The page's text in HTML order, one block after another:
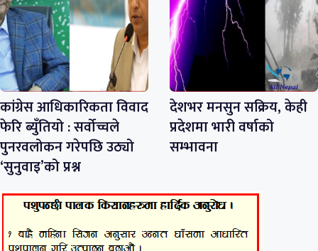
कांग्रेस आधिकारिकता विवाद
फेरि ब्युँतियो : सर्वोच्चले
पुनरवलोकन गरेपछि उठ्यो
‘सुनुवाइ’को प्रश्न
देशभर मनसुन सक्रिय, केही
प्रदेशमा भारी वर्षाको
सम्भावना